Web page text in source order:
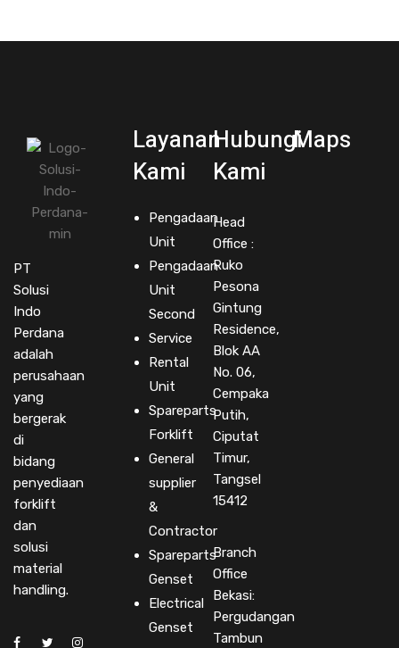
PT
Solusi
Indo
Perdana
adalah
perusahaan
yang
bergerak
di
bidang
penyediaan
forklift
dan
solusi
material
handling.
Layanan
Kami
Pengadaan
Unit
Pengadaan
Unit
Second
Service
Rental
Unit
Spareparts
Forklift
General
supplier
&
Contractor
Spareparts
Genset
Electrical
Genset
Hubungi
Kami
Head
Office :
Ruko
Pesona
Gintung
Residence,
Blok AA
No. 06,
Cempaka
Putih,
Ciputat
Timur,
Tangsel
15412
Branch
Office
Bekasi:
Pergudangan
Tambun
Maps